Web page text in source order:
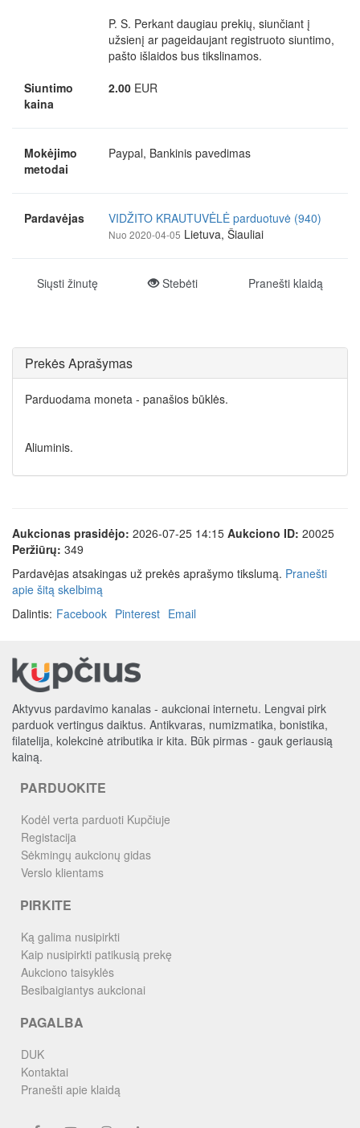
P. S. Perkant daugiau prekių, siunčiant į
užsienį ar pageidaujant registruoto siuntimo,
pašto išlaidos bus tikslinamos.
Siuntimo
kaina
2.00EUR
Mokėjimo
metodai
Paypal, Bankinis pavedimas
Pardavėjas VIDŽITO KRAUTUVĖLĖ parduotuvė (940)
Nuo 2020-04-05 Lietuva, Šiauliai
Siųsti žinutę Stebėti Pranešti klaidą
Prekės Aprašymas
Parduodama moneta - panašios būklės.
Aliuminis.
Aukcionas prasidėjo: 2026-07-25 14:15 Aukciono ID: 20025
Peržiūrų: 349
Pardavėjas atsakingas už prekės aprašymo tikslumą. Pranešti
apie šitą skelbimą
Dalintis: Facebook Pinterest Email
Aktyvus pardavimo kanalas - aukcionai internetu. Lengvai pirk
parduok vertingus daiktus. Antikvaras, numizmatika, bonistika,
filatelija, kolekcinė atributika ir kita. Būk pirmas - gauk geriausią
kainą.
PARDUOKITE
Kodėl verta parduoti Kupčiuje
Registacija
Sėkmingų aukcionų gidas
Verslo klientams
PIRKITE
Ką galima nusipirkti
Kaip nusipirkti patikusią prekę
Aukciono taisyklės
Besibaigiantys aukcionai
PAGALBA
DUK
Kontaktai
Pranešti apie klaidą